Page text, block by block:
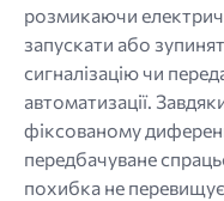
розмикаючи
запускати або
сигналізацію чи
автоматизації.
фіксованому
передбачуване
похибка не